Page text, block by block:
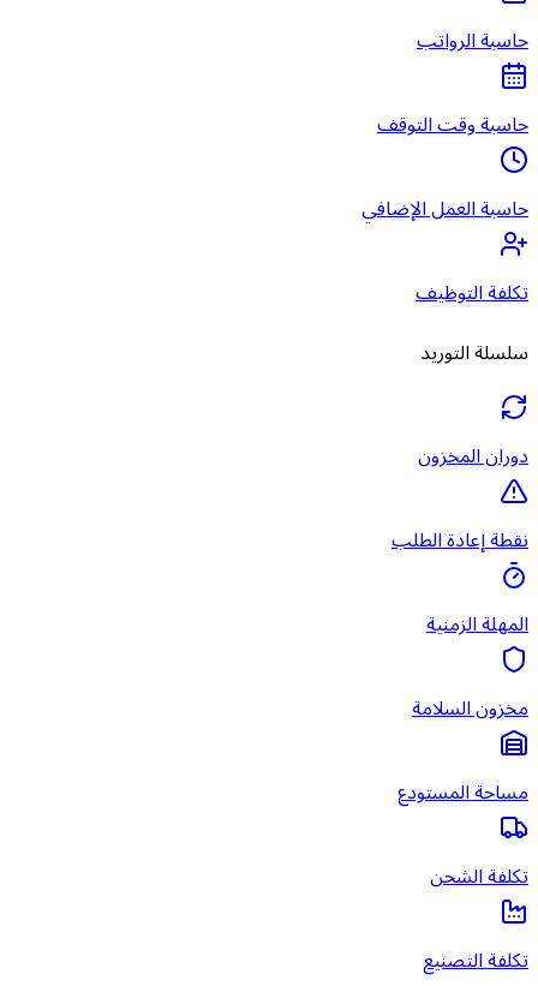
حاسبة الرواتب
حاسبة وقت التوقف
حاسبة العمل الإضافي
تكلفة التوظيف
سلسلة التوريد
دوران المخزون
نقطة إعادة الطلب
المهلة الزمنية
مخزون السلامة
مساحة المستودع
تكلفة الشحن
تكلفة التصنيع